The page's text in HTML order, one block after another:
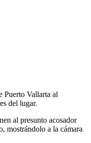
Puerto Vallarta al
del lugar.
al presunto acosador
mostrándolo a la cámara